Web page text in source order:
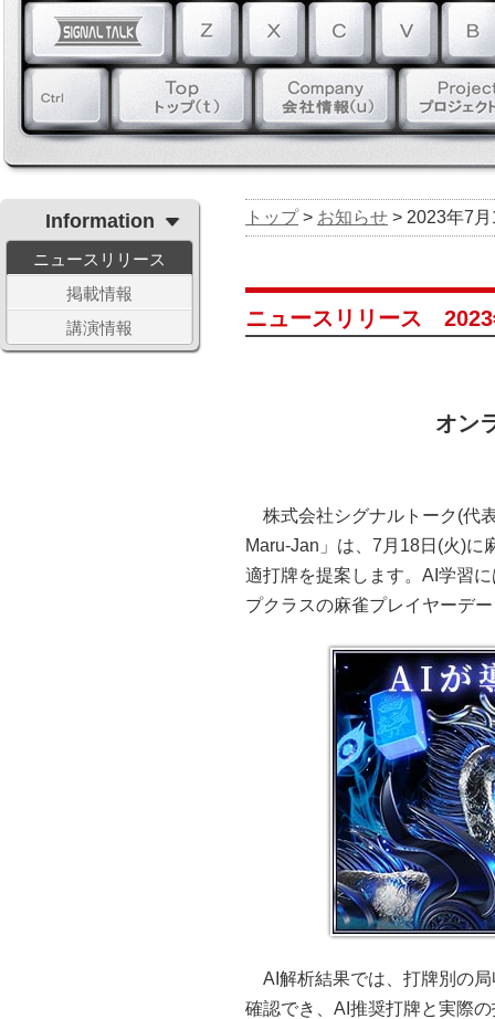
トップ> お知らせ > 2023年7
ニュースリリース 2023
オン
株式会社シグナルトーク(代
Maru-Jan」は、7月18日(火)に
適打牌を提案します。AI学習
プクラスの麻雀プレイヤーデ
AI解析結果では、打牌別の
確認でき、AI推奨打牌と実際
Information
ニュースリリース
掲載情報
講演情報